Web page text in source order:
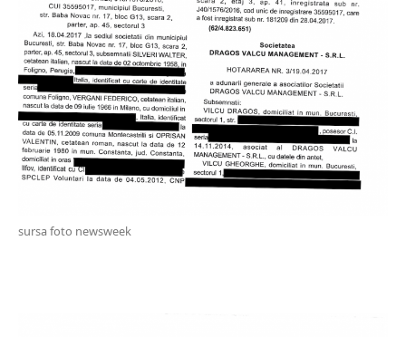
sursa foto newsweek